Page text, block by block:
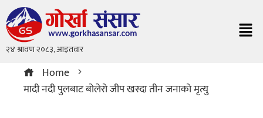
Home
मादी नदी पुलबाट बोलेरो जीप खस्दा तीन जनाको मृत्यु